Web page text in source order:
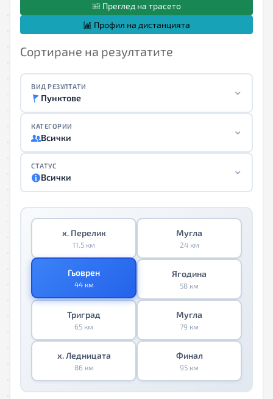
Преглед на трасето
Профил на дистанцията
Сортиране на резултатите
ВИД РЕЗУЛТАТИ
Пунктове
КАТЕГОРИИ
Всички
СТАТУС
Всички
х. Перелик
11.5 км
Мугла
24 км
Гьоврен
44 км
Ягодина
58 км
Триград
65 км
Мугла
79 км
х. Ледницата
86 км
Финал
95 км